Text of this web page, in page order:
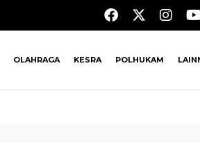
OLAHRAGA KESRA POLHUKAM